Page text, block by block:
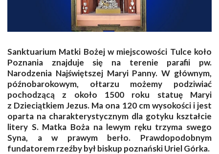
Sanktuarium Matki Bożej w miejscowości Tulce koło
Poznania znajduje się na terenie parafii pw.
Narodzenia Najświętszej Maryi Panny. W głównym,
późnobarokowym, ołtarzu możemy podziwiać
pochodzącą z około 1500 roku statuę Maryi
z Dzieciątkiem Jezus. Ma ona 120 cm wysokości i jest
oparta na charakterystycznym dla gotyku kształcie
litery S. Matka Boża na lewym ręku trzyma swego
Syna, a w prawym berło. Prawdopodobnym
fundatorem rzeźby był biskup poznański Uriel Górka.